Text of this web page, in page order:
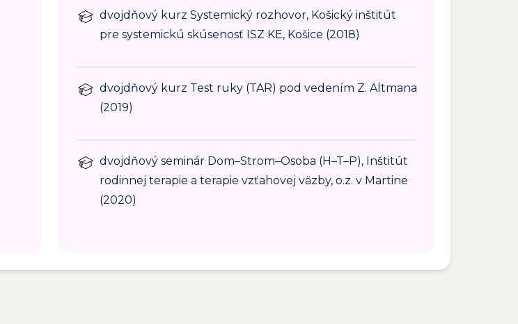
dvojdňový kurz Systemický rozhovor, Košický inštitút
pre systemickú skúsenosť ISZ KE, Košice (2018)
dvojdňový kurz Test ruky (TAR) pod vedením Z. Altmana
(2019)
dvojdňový seminár Dom–Strom–Osoba (H–T–P), Inštitút
rodinnej terapie a terapie vzťahovej väzby, o.z. v Martine
(2020)